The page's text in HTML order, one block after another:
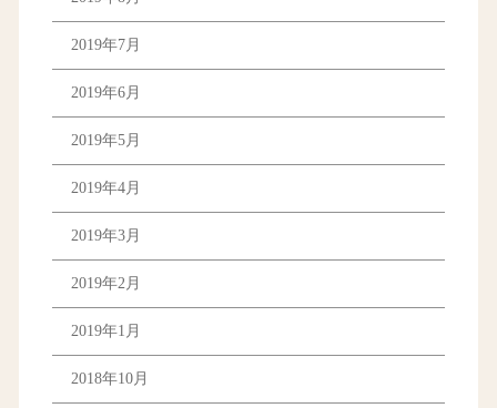
2019年7月
2019年6月
2019年5月
2019年4月
2019年3月
2019年2月
2019年1月
2018年10月